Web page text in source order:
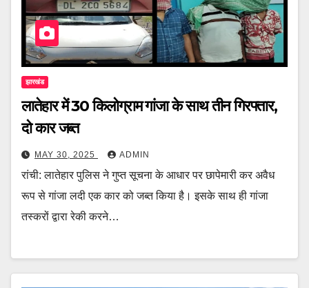
झारखंड
लातेहार में 30 किलोग्राम गांजा के साथ तीन गिरफ्तार,
दो कार जब्त
MAY 30, 2025 ADMIN
रांची: लातेहार पुलिस ने गुप्त सूचना के आधार पर छापेमारी कर अवैध
रूप से गांजा लदी एक कार को जब्त किया है। इसके साथ ही गांजा
तस्करों द्वारा रेकी करने…